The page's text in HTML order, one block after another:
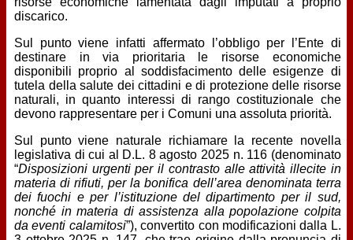
discarico.
Sul punto viene infatti affermato l’obbligo per l’Ente di
destinare in via prioritaria le risorse economiche
disponibili proprio al soddisfacimento delle esigenze di
tutela della salute dei cittadini e di protezione delle risorse
naturali, in quanto interessi di rango costituzionale che
devono rappresentare per i Comuni una assoluta priorità.
Sul punto viene naturale richiamare la recente novella
legislativa di cui al D.L. 8 agosto 2025 n. 116 (denominato
“Disposizioni urgenti per il contrasto alle attività illecite in
materia di rifiuti, per la bonifica dell’area denominata terra
dei fuochi e per l’istituzione del dipartimento per il sud,
nonché in materia di assistenza alla popolazione colpita
da eventi calamitosi”), convertito con modificazioni dalla L.